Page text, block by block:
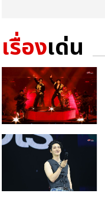
เรื่องเด่น